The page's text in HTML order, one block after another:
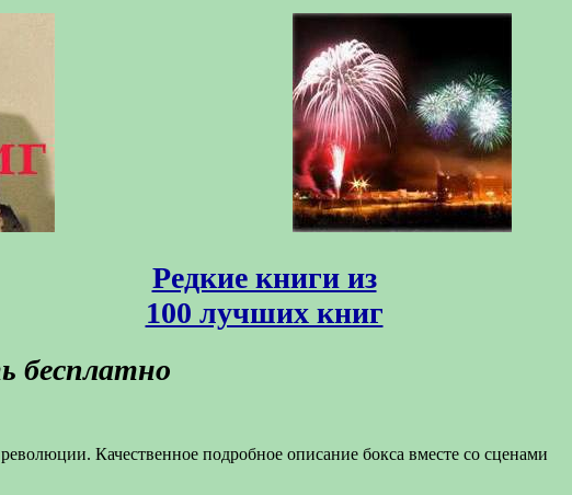
Редкие книги из
100 лучших книг
бесплатно
Качественное подробное описание бокса вместе со сценами